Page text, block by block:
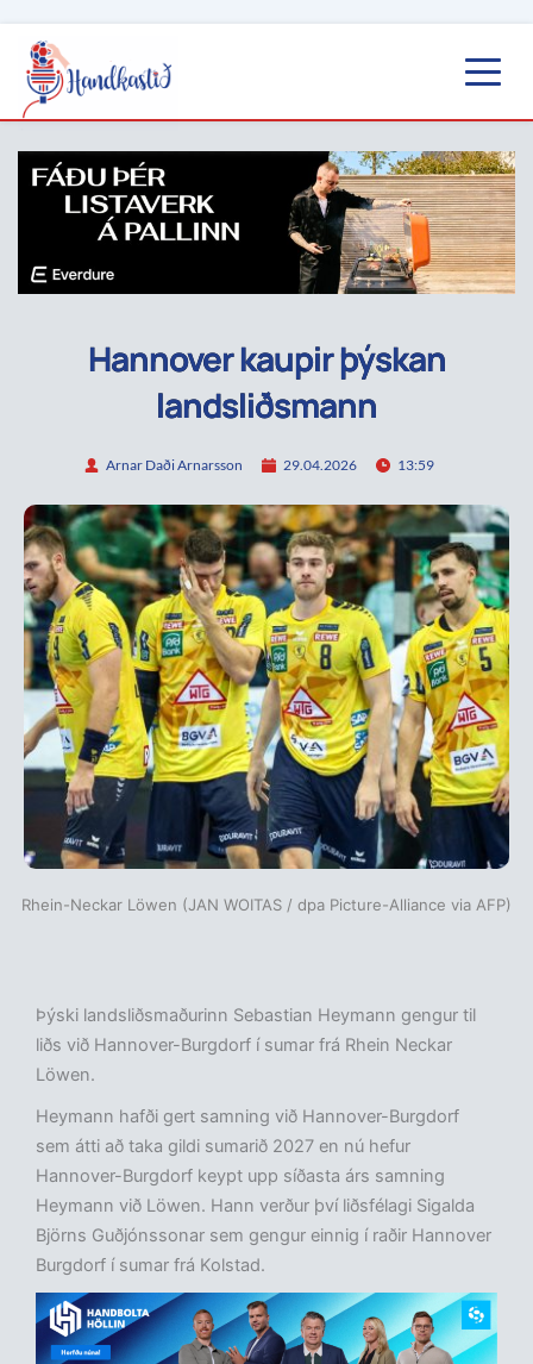
Hannover kaupir þýskan
landsliðsmann
Arnar Daði Arnarsson 29.04.2026 13:59
Rhein-Neckar Löwen (JAN WOITAS / dpa Picture-Alliance via AFP)
Þýski landsliðsmaðurinn Sebastian Heymann gengur til
liðs við Hannover-Burgdorf í sumar frá Rhein Neckar
Löwen.
Heymann hafði gert samning við Hannover-Burgdorf
sem átti að taka gildi sumarið 2027 en nú hefur
Hannover-Burgdorf keypt upp síðasta árs samning
Heymann við Löwen. Hann verður því liðsfélagi Sigalda
Björns Guðjónssonar sem gengur einnig í raðir Hannover
Burgdorf í sumar frá Kolstad.